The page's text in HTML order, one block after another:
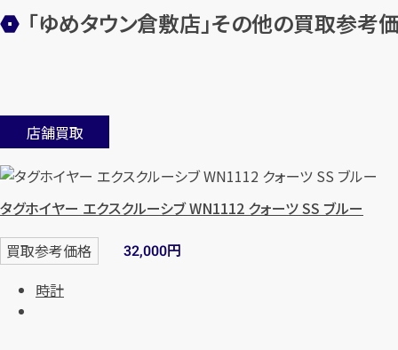
「ゆめタウン倉敷店」その他の買取参考
店舗買取
タグホイヤー エクスクルーシブ WN1112 クォーツ SS ブルー
買取参考価格 32,000円
時計